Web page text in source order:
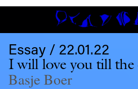
Essay / 22.01.22
I will love you till the
Basje Boer